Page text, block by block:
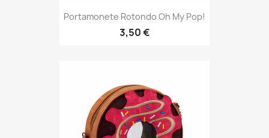
Portamonete Rotondo Oh My Pop!
3,50 €